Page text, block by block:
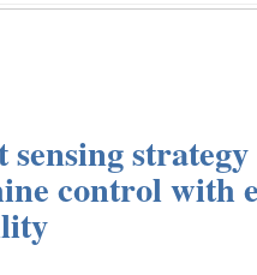
control with